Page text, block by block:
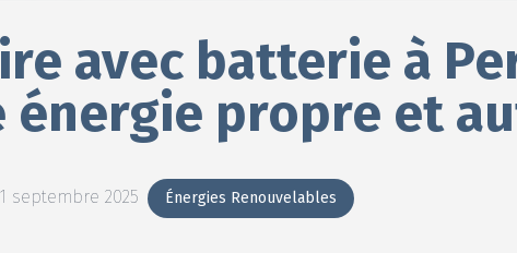
avec batterie à
énergie propre et
1 septembre 2025 Énergies Renouvelables